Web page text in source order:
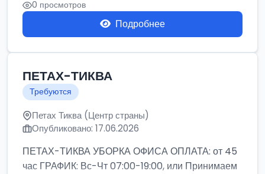
0 просмотров
Подробнее
ПЕТАХ-ТИКВА
Требуются
Петах Тиква (Центр страны)
Опубликовано: 17.06.2026
ПЕТАХ-ТИКВА УБОРКА ОФИСА ОПЛАТА: от 45
час ГРАФИК: Вс-Чт 07:00-19:00, или Принимаем